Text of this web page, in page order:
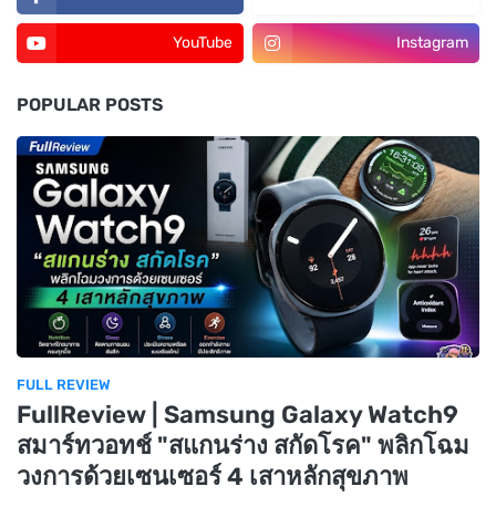
YouTube Instagram
POPULAR POSTS
FULL REVIEW
FullReview | Samsung Galaxy Watch9
สมาร์ทวอทช์ "สแกนร่าง สกัดโรค" พลิกโฉม
วงการด้วยเซนเซอร์ 4 เสาหลักสุขภาพ